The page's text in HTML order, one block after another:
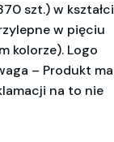
szt.) w
w pięciu
kolorze). Logo
– Produkt ma
na to nie